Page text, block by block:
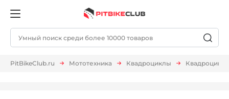
PitBikeClub.ru Мототехника Квадроциклы Квадроцикл